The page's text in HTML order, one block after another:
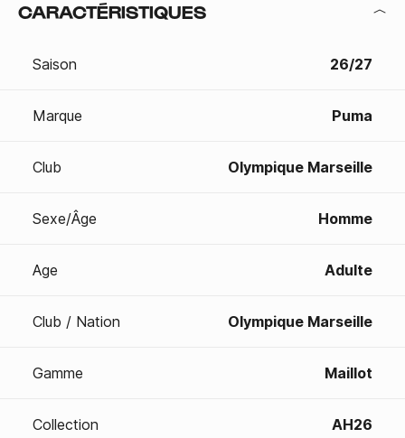
CARACTÉRISTIQUES
Saison 26/27
Marque Puma
Club Olympique Marseille
Sexe/Âge Homme
Age Adulte
Club / Nation Olympique Marseille
Gamme Maillot
Collection AH26